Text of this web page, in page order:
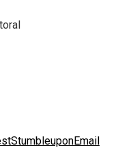
StumbleuponEmail